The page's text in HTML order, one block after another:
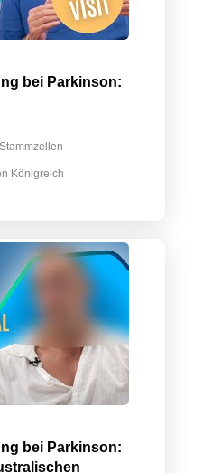
bei Parkinson:
Königreich
bei Parkinson: